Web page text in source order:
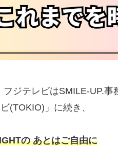
フジテレビはSMILE-UP.
(TOKIO)」に続き、
の あとはご自由に